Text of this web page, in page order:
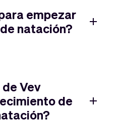
empezar
natación?
de Vev
de